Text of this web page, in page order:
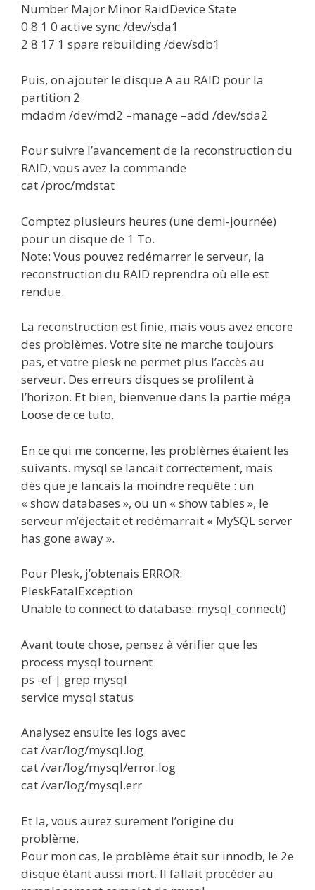
Number Major Minor RaidDevice State
0 8 1 0 active sync /dev/sda1
2 8 17 1 spare rebuilding /dev/sdb1
Puis, on ajouter le disque A au RAID pour la
partition 2
mdadm /dev/md2 –manage –add /dev/sda2
Pour suivre l’avancement de la reconstruction du
RAID, vous avez la commande
cat /proc/mdstat
Comptez plusieurs heures (une demi-journée)
pour un disque de 1 To.
Note: Vous pouvez redémarrer le serveur, la
reconstruction du RAID reprendra où elle est
rendue.
La reconstruction est finie, mais vous avez encore
des problèmes. Votre site ne marche toujours
pas, et votre plesk ne permet plus l’accès au
serveur. Des erreurs disques se profilent à
l’horizon. Et bien, bienvenue dans la partie méga
Loose de ce tuto.
En ce qui me concerne, les problèmes étaient les
suivants. mysql se lancait correctement, mais
dès que je lancais la moindre requête : un
« show databases », ou un « show tables », le
serveur m’éjectait et redémarrait « MySQL server
has gone away ».
Pour Plesk, j’obtenais ERROR:
PleskFatalException
Unable to connect to database: mysql_connect()
Avant toute chose, pensez à vérifier que les
process mysql tournent
ps -ef | grep mysql
service mysql status
Analysez ensuite les logs avec
cat /var/log/mysql.log
cat /var/log/mysql/error.log
cat /var/log/mysql.err
Et la, vous aurez surement l’origine du
problème.
Pour mon cas, le problème était sur innodb, le 2e
disque étant aussi mort. Il fallait procéder au